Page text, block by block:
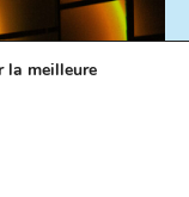
la meilleure